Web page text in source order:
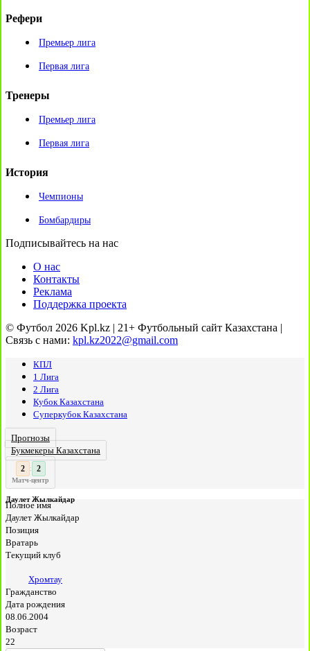
Рефери
Премьер лига
Первая лига
Тренеры
Премьер лига
Первая лига
История
Чемпионы
Бомбардиры
Подписывайтесь на нас
О нас
Контакты
Реклама
Поддержка проекта
© Футбол 2026 Kpl.kz | 21+ Футбольный сайт Казахстана |
Связь с нами: kpl.kz2022@gmail.com
КПЛ
1 Лига
2 Лига
Кубок Казахстана
Суперкубок Казахстана
Прогнозы
Букмекеры Казахстана
3 : 3
Матч-центр
Даулет Жылкайдар
Полное имя
Даулет Жылкайдар
Позиция
Вратарь
Текущий клуб
Хромтау
Гражданство
Дата рождения
08.06.2004
Возраст
22